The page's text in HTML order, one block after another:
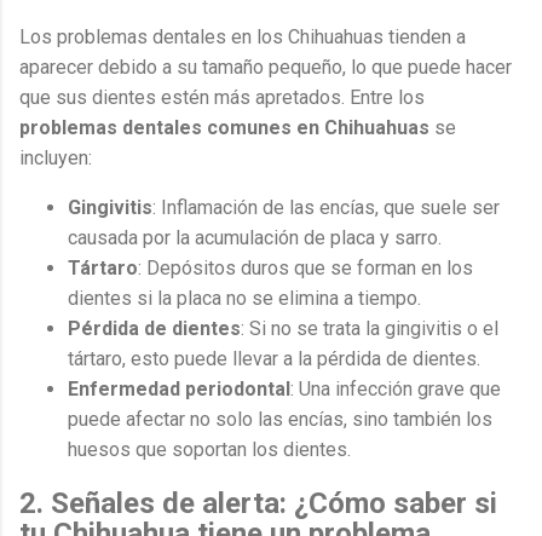
Los problemas dentales en los Chihuahuas tienden a
aparecer debido a su tamaño pequeño, lo que puede hacer
que sus dientes estén más apretados. Entre los
problemas dentales comunes en Chihuahuas se
incluyen:
Gingivitis: Inflamación de las encías, que suele ser
causada por la acumulación de placa y sarro.
Tártaro: Depósitos duros que se forman en los
dientes si la placa no se elimina a tiempo.
Pérdida de dientes: Si no se trata la gingivitis o el
tártaro, esto puede llevar a la pérdida de dientes.
Enfermedad periodontal: Una infección grave que
puede afectar no solo las encías, sino también los
huesos que soportan los dientes.
2. Señales de alerta: ¿Cómo saber si